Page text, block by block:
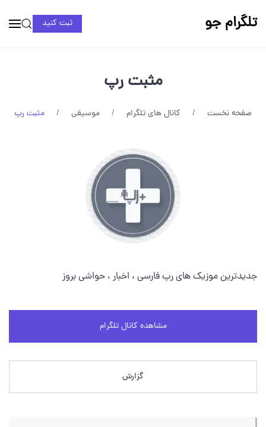
تلگرام جو ثبت کنید
مثبت رپ
صفحه نخست کانال های تلگرام موسیقی مثبت رپ
جدیدترین موزیک های رپ فارسی ، اخبار ، حواشی بروز
مشاهده کانال تلگرام
گزارش